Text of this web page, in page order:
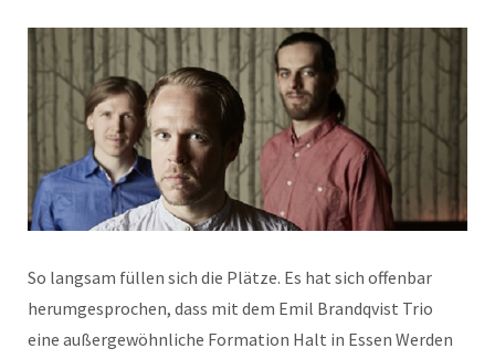
So langsam füllen sich die Plätze. Es hat sich offenbar
herumgesprochen, dass mit dem Emil Brandqvist Trio
eine außergewöhnliche Formation Halt in Essen Werden